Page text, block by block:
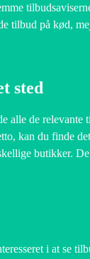
tilbud på kød,
sted
alle de relevante
kan du finde
butikker.
i at se